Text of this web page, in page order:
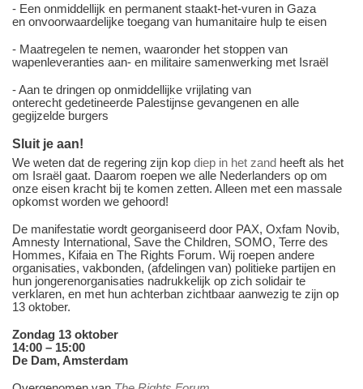
- Een onmiddellijk en permanent staakt-het-vuren in Gaza
en onvoorwaardelijke toegang van humanitaire hulp te eisen
- Maatregelen te nemen, waaronder het stoppen van
wapenleveranties aan- en militaire samenwerking met Israël
- Aan te dringen op onmiddellijke vrijlating van
onterecht gedetineerde Palestijnse gevangenen en alle
gegijzelde burgers
Sluit je aan!
We weten dat de regering zijn kop diep in het zand heeft als het
om Israël gaat. Daarom roepen we alle Nederlanders op om
onze eisen kracht bij te komen zetten. Alleen met een massale
opkomst worden we gehoord!
De manifestatie wordt georganiseerd door PAX, Oxfam Novib,
Amnesty International, Save the Children, SOMO, Terre des
Hommes, Kifaia en The Rights Forum. Wij roepen andere
organisaties, vakbonden, (afdelingen van) politieke partijen en
hun jongerenorganisaties nadrukkelijk op zich solidair te
verklaren, en met hun achterban zichtbaar aanwezig te zijn op
13 oktober.
Zondag 13 oktober
14:00 – 15:00
De Dam, Amsterdam